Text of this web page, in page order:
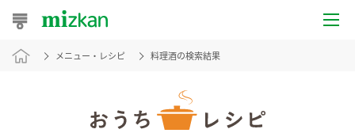
おうちレシピ
メニュー・レシピ 料理酒の検索結果